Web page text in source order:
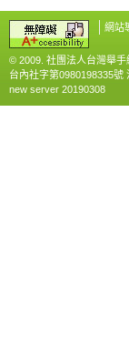
網站
© 2009. 社團法人台灣舉手
台內社字第0980198335號
new server 20190308